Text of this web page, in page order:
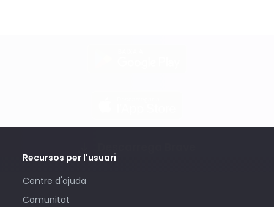
Recursos per l'usuari
Centre d'ajuda
Comunitat